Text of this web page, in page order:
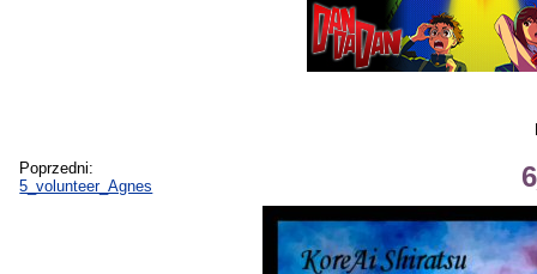
Poprzedni:
5_volunteer_Agnes